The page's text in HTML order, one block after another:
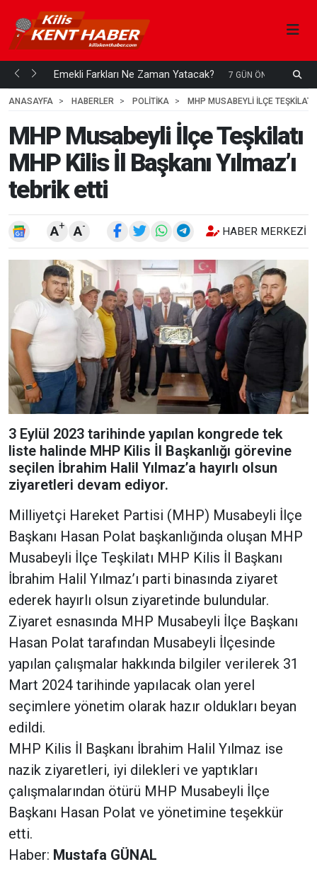
mi... Emekli Farkları Ne Zaman Yatacak? 7 GÜN ÖNCE
ANASAYFA
HABERLER POLİTİKA MHP MUSABEYLI İLÇE
MHP Musabeyli İlçe Teşkilatı
MHP Kilis İl Başkanı Yılmaz’ı
tebrik etti
A+ A- HABER MERKEZI
3 Eylül 2023 tarihinde yapılan kongrede tek
liste halinde MHP Kilis İl Başkanlığı görevine
seçilen İbrahim Halil Yılmaz’a hayırlı olsun
ziyaretleri devam ediyor.
Milliyetçi Hareket Partisi (MHP) Musabeyli İlçe
Başkanı Hasan Polat başkanlığında oluşan MHP
Musabeyli İlçe Teşkilatı MHP Kilis İl Başkanı
İbrahim Halil Yılmaz’ı parti binasında ziyaret
ederek hayırlı olsun ziyaretinde bulundular.
Ziyaret esnasında MHP Musabeyli İlçe Başkanı
Hasan Polat tarafından Musabeyli İlçesinde
yapılan çalışmalar hakkında bilgiler verilerek 31
Mart 2024 tarihinde yapılacak olan yerel
seçimlere yönetim olarak hazır oldukları beyan
edildi.
MHP Kilis İl Başkanı İbrahim Halil Yılmaz ise
nazik ziyaretleri, iyi dilekleri ve yaptıkları
çalışmalarından ötürü MHP Musabeyli İlçe
Başkanı Hasan Polat ve yönetimine teşekkür
etti.
Haber: Mustafa GÜNAL